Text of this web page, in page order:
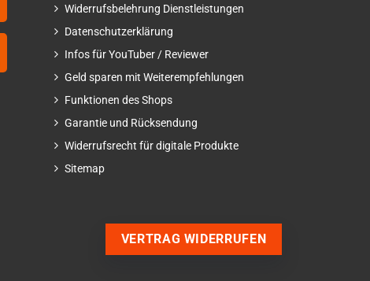
Widerrufsbelehrung Dienstleistungen
Datenschutzerklärung
Infos für YouTuber / Reviewer
Geld sparen mit Weiterempfehlungen
Funktionen des Shops
Garantie und Rücksendung
Widerrufsrecht für digitale Produkte
Sitemap
VERTRAG WIDERRUFEN